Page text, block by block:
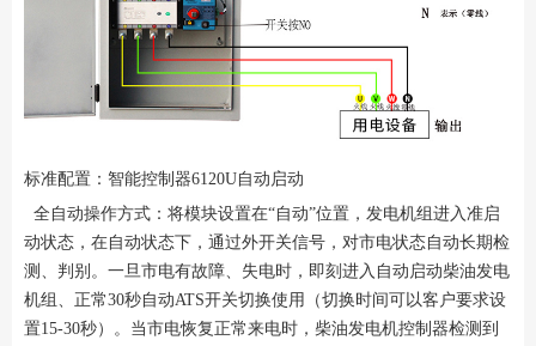
标准配置：智能控制器6120U自动启动
全自动操作方式：将模块设置在“自动”位置，发电机组进入准启
动状态，在自动状态下，通过外开关信号，对市电状态自动长期检
测、判别。一旦市电有故障、失电时，即刻进入自动启动柴油发电
机组、正常30秒自动ATS开关切换使用（切换时间可以客户要求设
置15-30秒）。当市电恢复正常来电时，柴油发电机控制器检测到